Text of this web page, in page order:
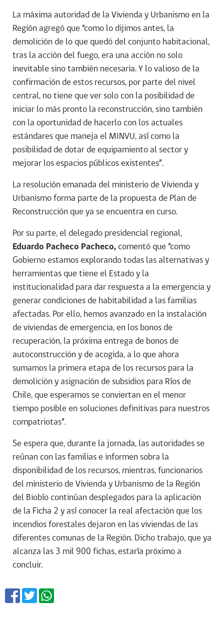
La máxima autoridad de la Vivienda y Urbanismo en la
Región agregó que “como lo dijimos antes, la
demolición de lo que quedó del conjunto habitacional,
tras la acción del fuego, era una acción no solo
inevitable sino también necesaria. Y lo valioso de la
confirmación de estos recursos, por parte del nivel
central, no tiene que ver solo con la posibilidad de
iniciar lo más pronto la reconstrucción, sino también
con la oportunidad de hacerlo con los actuales
estándares que maneja el MINVU, así como la
posibilidad de dotar de equipamiento al sector y
mejorar los espacios públicos existentes”.
La resolución emanada del ministerio de Vivienda y
Urbanismo forma parte de la propuesta de Plan de
Reconstrucción que ya se encuentra en curso.
Por su parte, el delegado presidencial regional,
Eduardo Pacheco Pacheco, comentó que “como
Gobierno estamos explorando todas las alternativas y
herramientas que tiene el Estado y la
institucionalidad para dar respuesta a la emergencia y
generar condiciones de habitabilidad a las familias
afectadas. Por ello, hemos avanzado en la instalación
de viviendas de emergencia, en los bonos de
recuperación, la próxima entrega de bonos de
autoconstrucción y de acogida, a lo que ahora
sumamos la primera etapa de los recursos para la
demolición y asignación de subsidios para Ríos de
Chile, que esperamos se conviertan en el menor
tiempo posible en soluciones definitivas para nuestros
compatriotas”.
Se espera que, durante la jornada, las autoridades se
reúnan con las familias e informen sobra la
disponibilidad de los recursos, mientras, funcionarios
del ministerio de Vivienda y Urbanismo de la Región
del Biobío continúan desplegados para la aplicación
de la Ficha 2 y así conocer la real afectación que los
incendios forestales dejaron en las viviendas de las
diferentes comunas de la Región. Dicho trabajo, que ya
alcanza las 3 mil 900 fichas, estaría próximo a
concluir.